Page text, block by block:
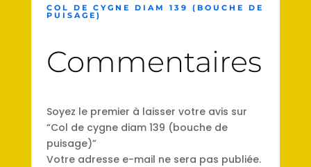
COL DE CYGNE DIAM 139 (BOUCHE DE
PUISAGE)
Commentaires
Soyez le premier à laisser votre avis sur
“Col de cygne diam 139 (bouche de
puisage)”
Votre adresse e-mail ne sera pas publiée.